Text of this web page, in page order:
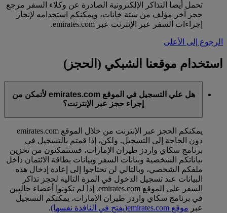
تحمل أيضا التذاكر الإلكترونية الصادرة عن وكلاء السفر مرجع
حجز آخر مؤلف من ستة خانات، ويمكنكم استخدامه لإنجاز
إجراءات السفر عبر الإنترنت عبر emirates.com.
الرجوع إلى الأعلى
استخدام موقعنا الشبكي (الحجز)
هل علي التسجيل في الموقع emirates.com لأتمكن من
إجراء حجز عبر الإنترنت؟
يمكنكم الحجز عبر الإنترنت من خلال الموقع emirates.com
دون الحاجة إلى التسجيل. ولكن، إذا قمتم بالتسجيل في
برنامج سكاي واردز طيران الإمارات، فستتمكنون من تخزين
بياناتكم الشخصية وبيانات السفر وبيانات بطاقة الائتمان داخل
ملفكم الشخصي، وبالتالي لن تحتاجوا إلى إعادة إدخال هذه
البيانات عند تسجيل الدخول في المرة التالية لحجز تذاكر
السفر على الموقع emirates.com. إذا لم تكونوا أعضاء حاليين
في برنامج سكاي واردز طيران الإمارات، يمكنكم التسجيل
عبر موقع emirates.com (يفتح في النافذة نفسها).